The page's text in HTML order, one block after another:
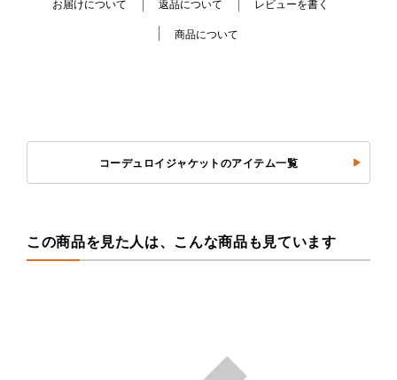
お届けについて 返品について レビューを書く
商品について
コーデュロイジャケットのアイテム一覧
この商品を見た人は、こんな商品も見ています